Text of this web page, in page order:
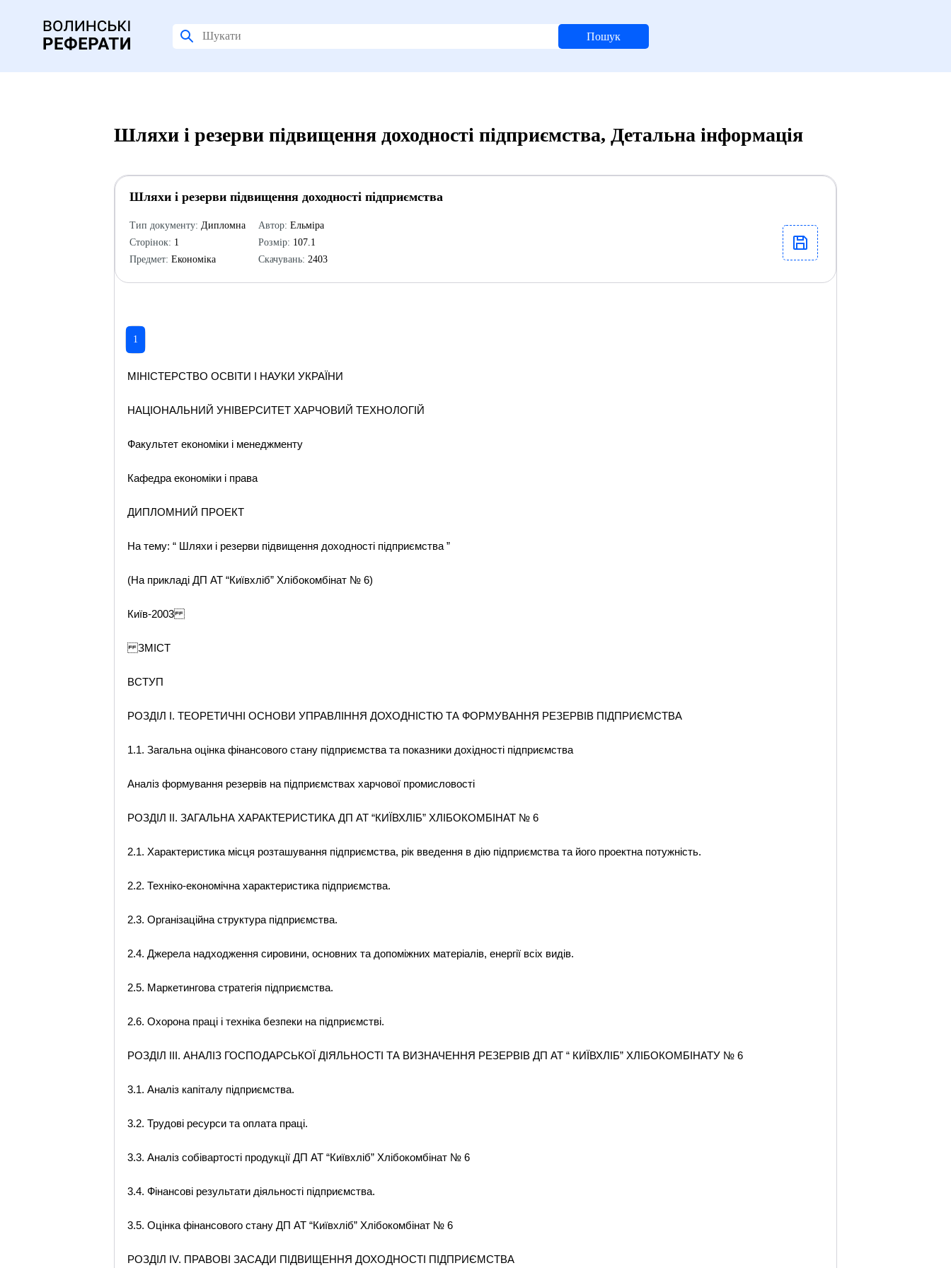
Пошук
Шляхи і резерви підвищення доходності підприємства, Детальна інформація
Шляхи і резерви підвищення доходності підприємства
Тип документу: Дипломна
Сторінок: 1
Предмет: Економіка
Автор: Ельміра
Розмір: 107.1
Скачувань: 2403
1
МІНІСТЕРСТВО ОСВІТИ І НАУКИ УКРАЇНИ
НАЦІОНАЛЬНИЙ УНІВЕРСИТЕТ ХАРЧОВИЙ ТЕХНОЛОГІЙ
Факультет економіки і менеджменту
Кафедра економіки і права
ДИПЛОМНИЙ ПРОЕКТ
На тему: “ Шляхи і резерви підвищення доходності підприємства ”
(На прикладі ДП АТ “Київхліб” Хлібокомбінат № 6)
Київ-2003
ЗМІСТ
ВСТУП
РОЗДІЛ І. ТЕОРЕТИЧНІ ОСНОВИ УПРАВЛІННЯ ДОХОДНІСТЮ ТА ФОРМУВАННЯ РЕЗЕРВІВ ПІДПРИЄМСТВА
1.1. Загальна оцінка фінансового стану підприємства та показники дохідності підприємства
Аналіз формування резервів на підприємствах харчової промисловості
РОЗДІЛ ІІ. ЗАГАЛЬНА ХАРАКТЕРИСТИКА ДП АТ “КИЇВХЛІБ” ХЛІБОКОМБІНАТ № 6
2.1. Характеристика місця розташування підприємства, рік введення в дію підприємства та його проектна потужність.
2.2. Техніко-економічна характеристика підприємства.
2.3. Організаційна структура підприємства.
2.4. Джерела надходження сировини, основних та допоміжних матеріалів, енергії всіх видів.
2.5. Маркетингова стратегія підприємства.
2.6. Охорона праці і техніка безпеки на підприємстві.
РОЗДІЛ ІІІ. АНАЛІЗ ГОСПОДАРСЬКОЇ ДІЯЛЬНОСТІ ТА ВИЗНАЧЕННЯ РЕЗЕРВІВ ДП АТ “ КИЇВХЛІБ” ХЛІБОКОМБІНАТУ № 6
3.1. Аналіз капіталу підприємства.
3.2. Трудові ресурси та оплата праці.
3.3. Аналіз собівартості продукції ДП АТ “Київхліб” Хлібокомбінат № 6
3.4. Фінансові результати діяльності підприємства.
3.5. Оцінка фінансового стану ДП АТ “Київхліб” Хлібокомбінат № 6
РОЗДІЛ IV. ПРАВОВІ ЗАСАДИ ПІДВИЩЕННЯ ДОХОДНОСТІ ПІДПРИЄМСТВА